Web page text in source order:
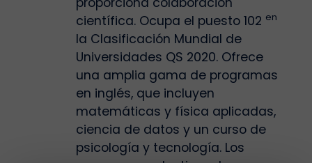
científica. Ocupa el puesto 102 en
la Clasificación Mundial de
Universidades QS 2020. Ofrece
una amplia gama de programas
en inglés, que incluyen
matemáticas y física aplicadas,
ciencia de datos y un curso de
psicología y tecnología. Los